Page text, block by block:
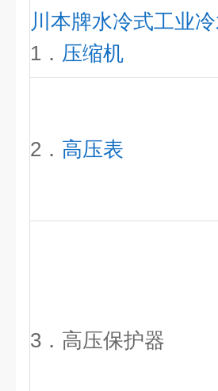
川本牌水冷式工业
1． 压缩机
2． 高压表
3．高压保护器